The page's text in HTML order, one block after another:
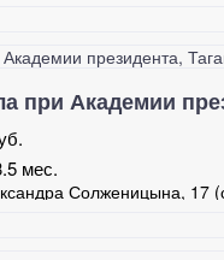
при Академии
мес.
Солженицына, 17